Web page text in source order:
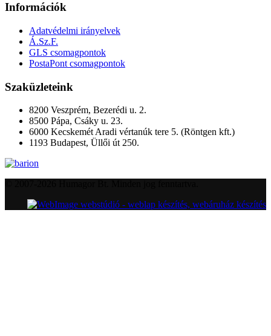
Információk
Adatvédelmi irányelvek
Á.Sz.F.
GLS csomagpontok
PostaPont csomagpontok
Szaküzleteink
8200 Veszprém, Bezerédi u. 2.
8500 Pápa, Csáky u. 23.
6000 Kecskemét Aradi vértanúk tere 5. (Röntgen kft.)
1193 Budapest, Üllői út 250.